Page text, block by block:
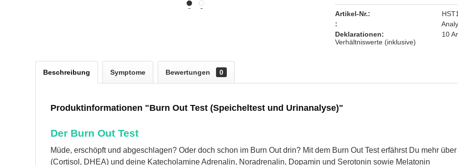
Artikel-Nr.:
:
Deklarationen:
10
Verhältniswerte (inklusive)
Beschreibung Symptome Bewertungen 0
Produktinformationen "Burn Out Test (Speicheltest und Urinanalyse)"
Der Burn Out Test
Müde, erschöpft und abgeschlagen? Oder doch schon im Burn Out drin? Mit dem Burn Out Test erfährst Du mehr
(Cortisol, DHEA) und deine Katecholamine Adrenalin, Noradrenalin, Dopamin und Serotonin sowie Melatonin